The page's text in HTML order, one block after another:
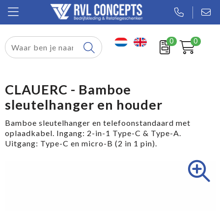
0 0
Relatiegeschenken
Tassen
Sport
Werkkleding
CLAUERC - Bamboe
sleutelhanger en houder
Bamboe sleutelhanger en telefoonstandaard met
oplaadkabel. Ingang: 2-in-1 Type-C & Type-A.
Uitgang: Type-C en micro-B (2 in 1 pin).